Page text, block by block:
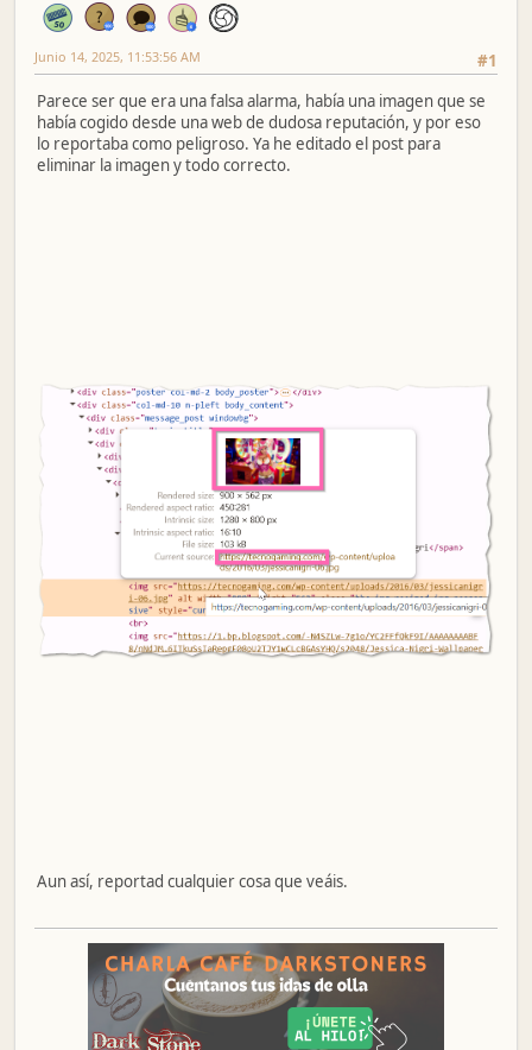
#1
Junio 14, 2025, 11:53:56 AM
Parece ser que era una falsa alarma, había una imagen que se
había cogido desde una web de dudosa reputación, y por eso
lo reportaba como peligroso. Ya he editado el post para
eliminar la imagen y todo correcto.
Aun así, reportad cualquier cosa que veáis.